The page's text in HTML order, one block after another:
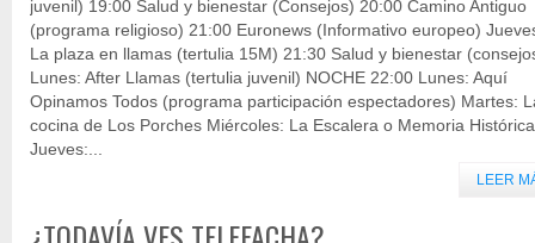
juvenil) 19:00 Salud y bienestar (Consejos) 20:00 Camino Antiguo
(programa religioso) 21:00 Euronews (Informativo europeo)
La plaza en llamas (tertulia 15M) 21:30 Salud y bienestar
Lunes: After Llamas (tertulia juvenil) NOCHE 22:00 Lunes: Aquí
Opinamos Todos (programa participación espectadores) Martes:
cocina de Los Porches Miércoles: La Escalera o Memoria Histórica
Jueves:...
LEER